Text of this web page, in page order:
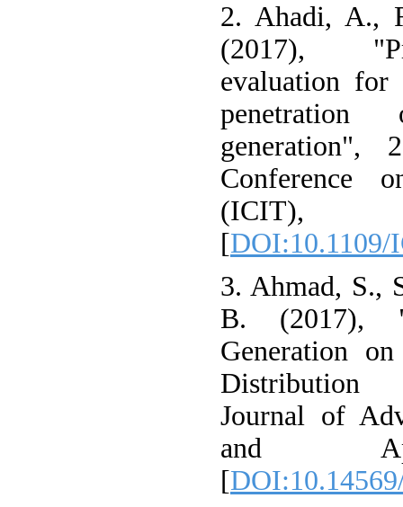
2. Ahadi, A.,
(2017),
evaluation for
generation",
Conference
[DOI:10.1109/
3. Ahmad, S.,
B. (2017),
Generation
Distribution
Journal of
and
[